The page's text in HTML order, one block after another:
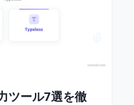
ツール7選を徹